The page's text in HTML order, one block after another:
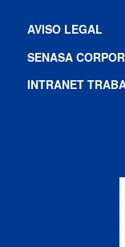
AVISO LEGAL
SENASA
INTRANET